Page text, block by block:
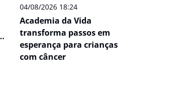
04/08/2026 18:24
Academia da Vida
transforma passos em
esperança para crianças
com câncer